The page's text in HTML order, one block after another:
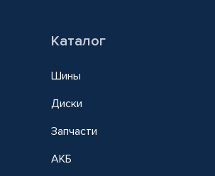
Каталог
Шины
Диски
Запчасти
АКБ